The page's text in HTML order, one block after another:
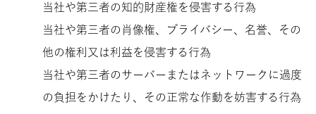
当社や第三者の知的財産権を侵害する行為
当社や第三者の肖像権、プライバシー、名誉、その
他の権利又は利益を侵害する行為
当社や第三者のサーバーまたはネットワークに過度
の負担をかけたり、その正常な作動を妨害する行為